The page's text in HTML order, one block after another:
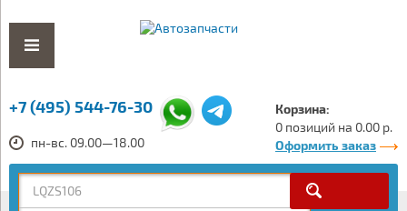
+7 (495) 544-76-30
пн-вс. 09.00—18.00
Корзина:
0 позиций на 0.00 р.
Оформить заказ